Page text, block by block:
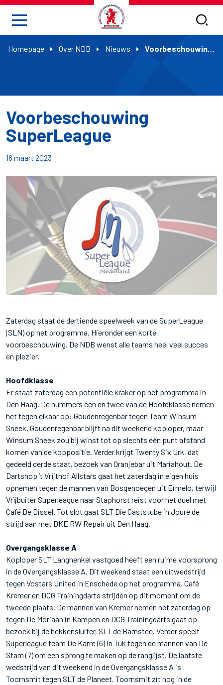
Homepage Over NDB Nieuws Voorbeschouwing SuperLeague
Voorbeschouwing
SuperLeague
16 maart 2023
Zaterdag staat de dertiende speelweek van de SuperLeague
(SLN) op het programma. Hieronder een korte
voorbeschouwing. De NDB wenst alle teams heel veel succes
en plezier.
Hoofdklasse
Er staat zaterdag een potentiële kraker op het programma in
Den Haag. De nummers een en twee van de Hoofdklasse nemen
het tegen elkaar op: Goudenregenbar tegen Team Winsum
Sneek. Goudenregenbar blijft na dit weekend koploper, maar
Winsum Sneek zou bij winst tot op slechts één punt afstand
komen van de koppositie. Verder krijgt Twenty Six Urk, dat
gedeeld derde staat, bezoek van Oranjebar uit Mariahout. De
Dartshop ’t Vrijthof Allstars gaat het zaterdag in eigen huis
opnemen tegen de mannen van Bosgenoegen uit Ermelo, terwijl
Vrijbuiter Superleague naar Staphorst reist voor het duel met
Café De Dissel. Tot slot gaat SLT Die Gaststube in Joure de
strijd aan met DKE RW Repair uit Den Haag.
Overgangsklasse A
Koploper SLT Langhenkel vastgoed heeft een ruime voorsprong
in de Overgangsklasse A. Dit weekend staat een uitwedstrijd
tegen Vostars United in Enschede op het programma. Café
Kremer en DCG Trainingdarts strijden op dit moment om de
tweede plaats. De mannen van Kremer nemen het zaterdag op
tegen De Moriaan in Kampen en DCG Trainingdarts gaat op
bezoek bij de hekkensluiter, SLT de Barnstee. Verder speelt
Superleague team De Karre (6) in Tuk tegen de mannen van De
Stam (7) om een sprong te maken op de ranglijst. De laatste
wedstrijd van dit weekend in de Overgangsklasse A is
Toornsmit tegen SLT de Planeet. Toornsmit zit nog in de